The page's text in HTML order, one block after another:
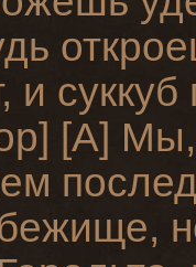
и
[A] Мы,